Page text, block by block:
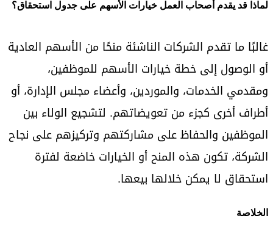
لماذا قد يقدم أصحاب العمل خيارات الأسهم على جدول استحقاق؟
غالبًا ما تقدم الشركات الناشئة منحًا من الأسهم العادية
أو الوصول إلى خطة خيارات الأسهم للموظفين،
ومقدمي الخدمات، والموردين، وأعضاء مجلس الإدارة، أو
أطراف أخرى كجزء من تعويضاتهم. لتشجيع الولاء بين
الموظفين والحفاظ على مشاركتهم وتركيزهم على نجاح
الشركة، تكون هذه المنح أو الخيارات خاضعة لفترة
استحقاق لا يمكن خلالها بيعها.
الخلاصة